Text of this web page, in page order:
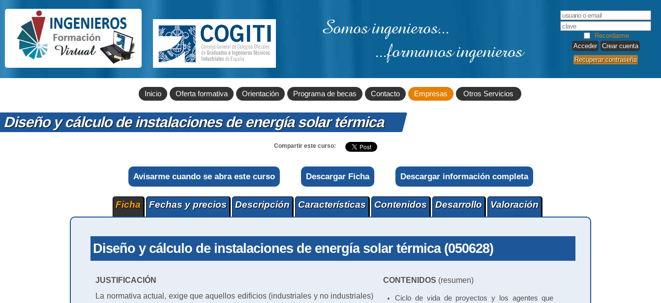
Somos ingenieros...
...formamos ingenieros
Recordarme
Crear cuenta
Recuperar contraseña
Inicio Oferta formativa Orientación Programa de becas Contacto Empresas Otros Servicios
Diseño y cálculo de instalaciones de energía solar térmica
Compartir este curso:
Avisarme cuando se abra este curso Descargar Ficha Descargar información completa
Ficha Fechas y precios Descripción Características Contenidos Desarrollo Valoración
Diseño y cálculo de instalaciones de energía solar térmica (050628)
JUSTIFICACIÓN
La normativa actual, exige que aquellos edificios (industriales y no industriales)
CONTENIDOS (resumen)
Ciclo de vida de proyectos y los agentes que